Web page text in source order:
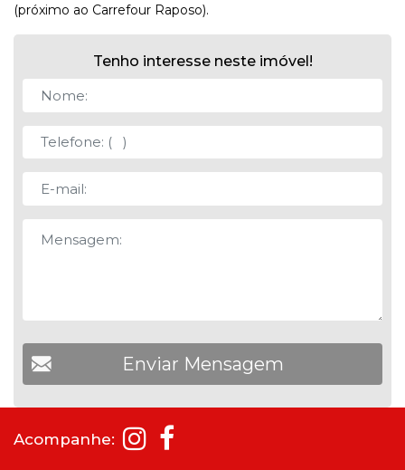
(próximo ao Carrefour Raposo).
Tenho interesse neste imóvel!
Acompanhe: